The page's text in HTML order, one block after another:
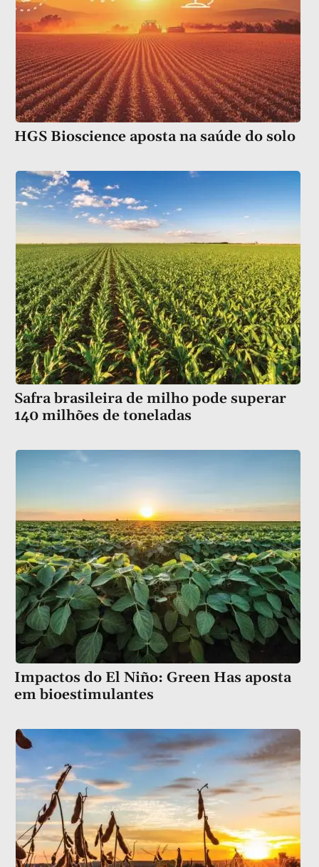
HGS Bioscience aposta na saúde do solo
Safra brasileira de milho pode superar
140 milhões de toneladas
Impactos do El Niño: Green Has aposta
em bioestimulantes